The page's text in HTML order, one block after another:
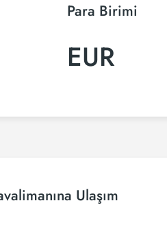
Para Birimi
EUR
Ulaşım